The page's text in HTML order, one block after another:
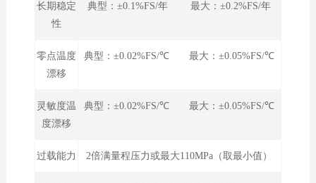
长期稳定
性
典型：±0.1%FS/年 最大：±0.2%FS/年
零点温度
漂移
典型：±0.02%FS/℃ 最大：±0.05%FS/℃
灵敏度温
度漂移
典型：±0.02%FS/℃ 最大：±0.05%FS/℃
过载能力 2倍满量程压力或最大110MPa（取最小值）